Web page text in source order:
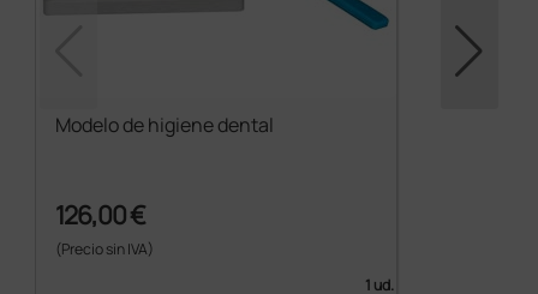
Modelo de higiene dental
126,00 €
(Precio sin IVA)
1 ud.